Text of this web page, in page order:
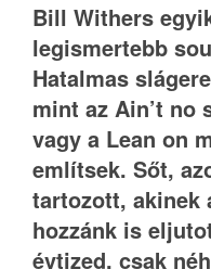
Bill Withers
legismertebb
Hatalmas
mint az Ain’t no
vagy a Lean on
említsek. Sőt,
tartozott, akinek
hozzánk is
évtized, csak